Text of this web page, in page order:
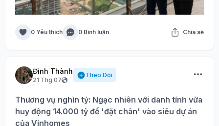
0 Yêu thích 0 Bình luận Chia sẻ
Đình Thành
21 Thg 07
Theo Dõi
Thương vụ nghìn tỷ: Ngạc nhiên với danh tính vừa
huy động 14.000 tỷ để 'đặt chân' vào siêu dự án
của Vinhomes